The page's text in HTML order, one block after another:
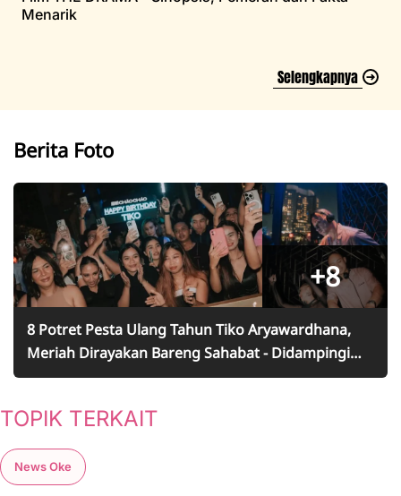
Menarik
Selengkapnya
Berita Foto
+8
8 Potret Pesta Ulang Tahun Tiko Aryawardhana,
Meriah Dirayakan Bareng Sahabat - Didampingi
BCL di Meja DJ
TOPIK TERKAIT
News Oke